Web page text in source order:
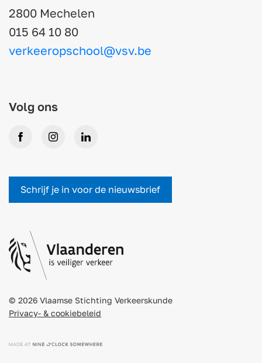
2800 Mechelen
015 64 10 80
verkeeropschool@vsv.be
Volg ons
FacebookInstagramLinkedIn
Schrijf je in voor de nieuwsbrief
© 2026 Vlaamse Stichting Verkeerskunde
Privacy- & cookiebeleid